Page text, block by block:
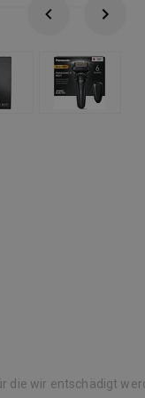
die wir entschädigt